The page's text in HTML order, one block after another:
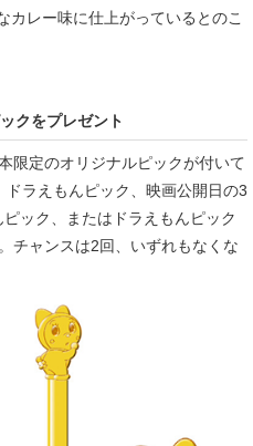
カレー味に仕上がっているとのこ
クをプレゼント
限定のオリジナルピックが付いて
ラえもんピック、映画公開日の3
ック、またはドラえもんピック
チャンスは2回、いずれもなくな